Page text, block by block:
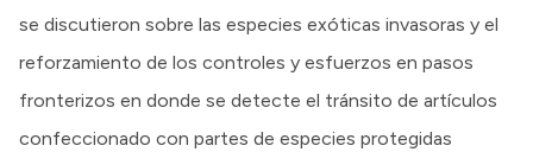
se discutieron sobre las especies exóticas invasoras y el
reforzamiento de los controles y esfuerzos en pasos
fronterizos en donde se detecte el tránsito de artículos
confeccionado con partes de especies protegidas